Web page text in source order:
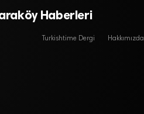
Haberleri
Turkishtime Dergi Hakkımızda